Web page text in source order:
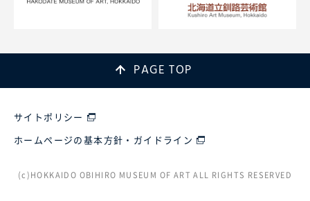
PAGE TOP
サイトポリシー
ホームページの基本方針・ガイドライン
(c)HOKKAIDO OBIHIRO MUSEUM OF ART ALL RIGHTS RESERVED